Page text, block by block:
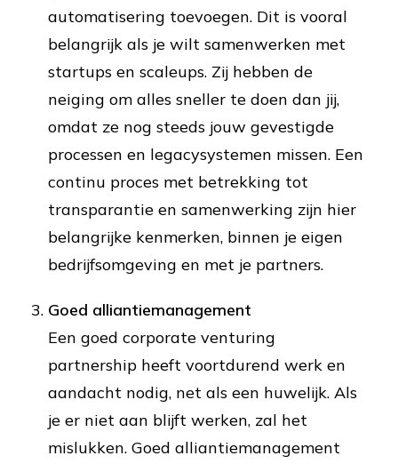
automatisering toevoegen. Dit is vooral
belangrijk als je wilt samenwerken met
startups en scaleups. Zij hebben de
neiging om alles sneller te doen dan jij,
omdat ze nog steeds jouw gevestigde
processen en legacysystemen missen. Een
continu proces met betrekking tot
transparantie en samenwerking zijn hier
belangrijke kenmerken, binnen je eigen
bedrijfsomgeving en met je partners.
Goed alliantiemanagement
Een goed corporate venturing
partnership heeft voortdurend werk en
aandacht nodig, net als een huwelijk. Als
je er niet aan blijft werken, zal het
mislukken. Goed alliantiemanagement